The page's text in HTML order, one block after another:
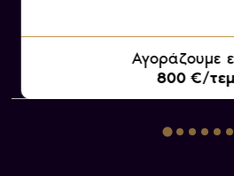
Αγοράζουμε
800 €/